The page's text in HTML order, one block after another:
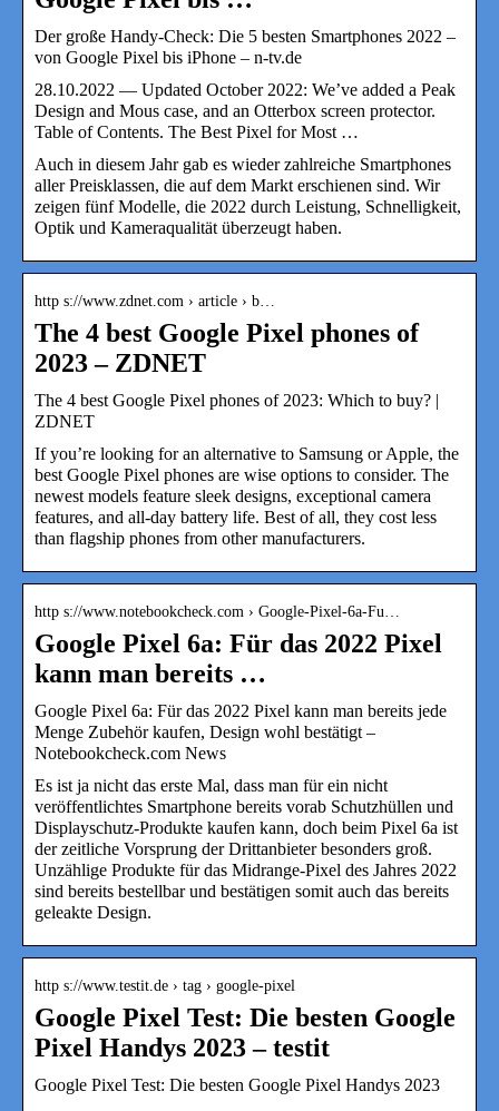
Der große Handy-Check: Die 5 besten Smartphones 2022 –
von Google Pixel bis iPhone – n-tv.de
28.10.2022 — Updated October 2022: We’ve added a Peak
Design and Mous case, and an Otterbox screen protector.
Table of Contents. The Best Pixel for Most …
Auch in diesem Jahr gab es wieder zahlreiche Smartphones
aller Preisklassen, die auf dem Markt erschienen sind. Wir
zeigen fünf Modelle, die 2022 durch Leistung, Schnelligkeit,
Optik und Kameraqualität überzeugt haben.
http s://www.zdnet.com › article › b…
The 4 best Google Pixel phones of
2023 – ZDNET
The 4 best Google Pixel phones of 2023: Which to buy? |
ZDNET
If you’re looking for an alternative to Samsung or Apple, the
best Google Pixel phones are wise options to consider. The
newest models feature sleek designs, exceptional camera
features, and all-day battery life. Best of all, they cost less
than flagship phones from other manufacturers.
http s://www.notebookcheck.com › Google-Pixel-6a-Fu…
Google Pixel 6a: Für das 2022 Pixel
kann man bereits …
Google Pixel 6a: Für das 2022 Pixel kann man bereits jede
Menge Zubehör kaufen, Design wohl bestätigt –
Notebookcheck.com News
Es ist ja nicht das erste Mal, dass man für ein nicht
veröffentlichtes Smartphone bereits vorab Schutzhüllen und
Displayschutz-Produkte kaufen kann, doch beim Pixel 6a ist
der zeitliche Vorsprung der Drittanbieter besonders groß.
Unzählige Produkte für das Midrange-Pixel des Jahres 2022
sind bereits bestellbar und bestätigen somit auch das bereits
geleakte Design.
http s://www.testit.de › tag › google-pixel
Google Pixel Test: Die besten Google
Pixel Handys 2023 – testit
Google Pixel Test: Die besten Google Pixel Handys 2023